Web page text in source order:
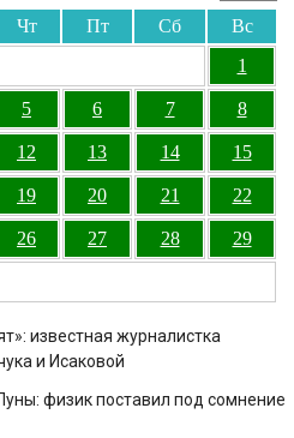
Чт Пт Сб
Вс
1
5 6 7 8
12 13 14 15
19 20 21 22
26 27 28 29
известная журналистка
и Исаковой
физик поставил под сомнение